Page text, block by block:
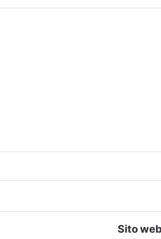
Sito web